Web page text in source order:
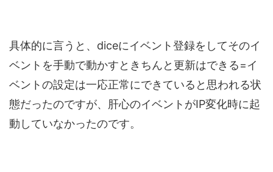
具体的に言うと、diceにイベント登録をしてそのイ
ベントを手動で動かすときちんと更新はできる=イ
ベントの設定は一応正常にできていると思われる状
態だったのですが、肝心のイベントがIP変化時に起
動していなかったのです。